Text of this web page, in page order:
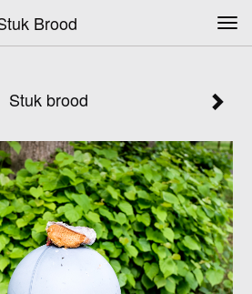
Brood
Stuk brood